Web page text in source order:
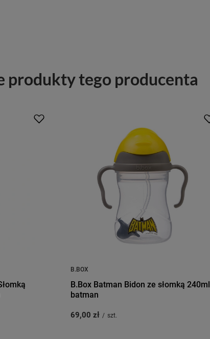
produkty tego producenta
B.BOX
B.Box Batman Bidon ze słomką 240ml
batman
69,00 zł / szt.